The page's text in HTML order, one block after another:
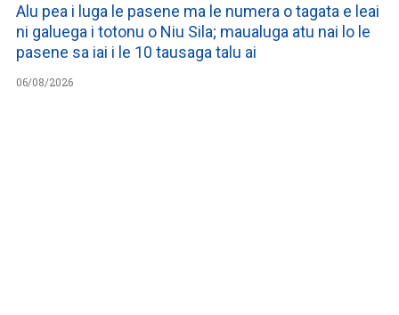
Alu pea i luga le pasene ma le numera o tagata e leai
ni galuega i totonu o Niu Sila; maualuga atu nai lo le
pasene sa iai i le 10 tausaga talu ai
06/08/2026